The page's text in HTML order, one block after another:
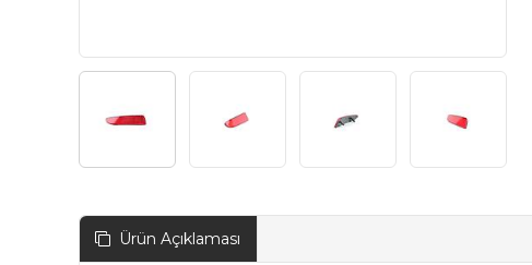
Ürün Açıklaması